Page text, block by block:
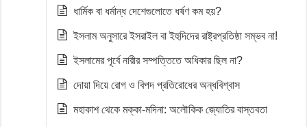
ধার্মিক বা ধর্মান্ধ দেশেগুলোতে ধর্ষণ কম হয়?
ইসলাম অনুসারে ইসরাইল বা ইহুদিদের রাষ্ট্রপ্রতিষ্ঠা সম্ভব না!
ইসলামের পূর্বে নারীর সম্পত্তিতে অধিকার ছিল না?
দোয়া দিয়ে রোগ ও বিপদ প্রতিরোধের অন্ধবিশ্বাস
মহাকাশ থেকে মক্কা-মদিনা: অলৌকিক জ্যোতির বাস্তবতা